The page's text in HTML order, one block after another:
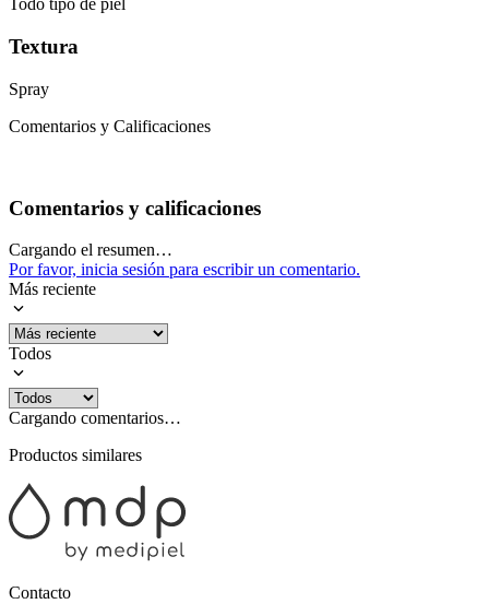
Todo tipo de piel
Textura
Spray
Comentarios y Calificaciones
Comentarios y calificaciones
Cargando el resumen…
Por favor, inicia sesión para escribir un comentario.
Más reciente
Todos
Cargando comentarios…
Productos similares
Contacto